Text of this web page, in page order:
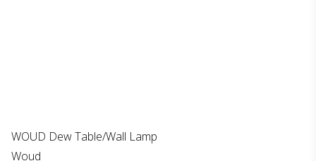
WOUD Dew Table/Wall Lamp
Woud